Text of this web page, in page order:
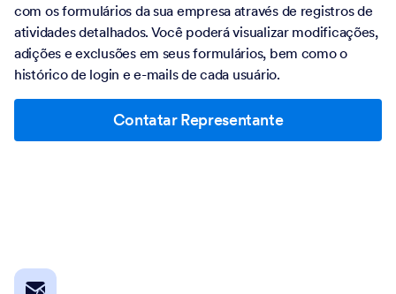
com os formulários da sua empresa através de registros de
atividades detalhados. Você poderá visualizar modificações,
adições e exclusões em seus formulários, bem como o
histórico de login e e-mails de cada usuário.
Contatar Representante